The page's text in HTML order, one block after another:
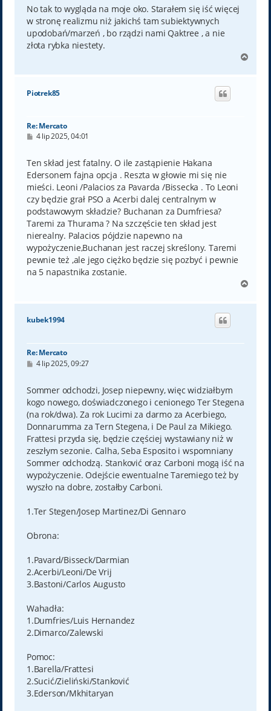
No tak to wygląda na moje oko. Starałem się iść więcej
w stronę realizmu niż jakichś tam subiektywnych
upodobań/marzeń , bo rządzi nami Qaktree , a nie
złota rybka niestety.
g
Piotrek85
Re: Mercato
P
t
4 lip 2025, 04:01
Ten skład jest fatalny. O ile zastąpienie Hakana
Edersonem fajna opcja . Reszta w głowie mi się nie
mieści. Leoni /Palacios za Pavarda /Bissecka . To Leoni
czy będzie grał PSO a Acerbi dalej centralnym w
podstawowym składzie? Buchanan za Dumfriesa?
Taremi za Thurama ? Na szczęście ten skład jest
nierealny. Palacios pójdzie napewno na
wypożyczenie,Buchanan jest raczej skreślony. Taremi
pewnie też ,ale jego ciężko będzie się pozbyć i pewnie
na 5 napastnika zostanie.
g
kubek1994
Re: Mercato
P
t
4 lip 2025, 09:27
Sommer odchodzi, Josep niepewny, więc widziałbym
kogo nowego, doświadczonego i cenionego Ter Stegena
(na rok/dwa). Za rok Lucimi za darmo za Acerbiego,
Donnarumma za Tern Stegena, i De Paul za Mikiego.
Frattesi przyda się, będzie częściej wystawiany niż w
zeszłym sezonie. Calha, Seba Esposito i wspomniany
Sommer odchodzą. Stanković oraz Carboni mogą iść na
wypożyczenie. Odejście ewentualne Taremiego też by
wyszło na dobre, zostałby Carboni.
1.Ter Stegen/Josep Martinez/Di Gennaro
Obrona:
1.Pavard/Bisseck/Darmian
2.Acerbi/Leoni/De Vrij
3.Bastoni/Carlos Augusto
Wahadła:
1.Dumfries/Luis Hernandez
2.Dimarco/Zalewski
Pomoc:
1.Barella/Frattesi
2.Sucić/Zieliński/Stanković
3.Ederson/Mkhitaryan